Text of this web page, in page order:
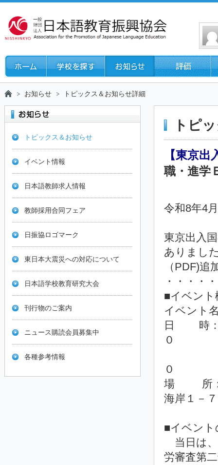
お知らせ トピックス＆お知らせ詳細
トピ
【東京
職・進学
令和8年4
東京出入
ありまし
（PDF)追
・・・・
■イベント
イベント
日 時：令
０
０
場 所：東
海岸１－
■イベント
当日は、
労審査第
トピックス＆お知らせ
イベント情報
日本語教師求人情報
教師採用合同フェア
日振協ロゴマーク
東日本大震災への対応について
日本語学校教育研究大会
刊行物のご案内
ニュース購読会員募集中
各種参考情報